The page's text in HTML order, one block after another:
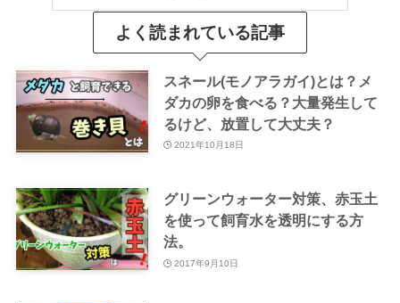
よく読まれている記事
スネール(モノアラガイ)とは？メ
ダカの卵を食べる？大量発生して
るけど、放置して大丈夫？
2021年10月18日
グリーンウォーター対策、赤玉土
を使って飼育水を透明にする方
法。
2017年9月10日